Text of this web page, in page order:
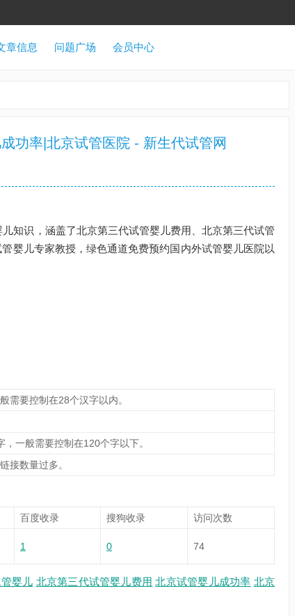
章信息 问题广场 会员中心
功率|北京试管医院 - 新生代试管网
知识，涵盖了北京第三代试管婴儿费用、北京第三代试管
婴儿专家教授，绿色通道免费预约国内外试管婴儿医院以
需要控制在28个汉字以内。
，一般需要控制在120个字以下。
接数量过多。
百度收录 搜狗收录 访问次数
1 0 74
婴儿 北京第三代试管婴儿费用 北京试管婴儿成功率 北京